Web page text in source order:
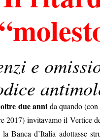
e
oltre due annida quando
2017) invitavamo il Vertice
la Banca d’Italia adottasse